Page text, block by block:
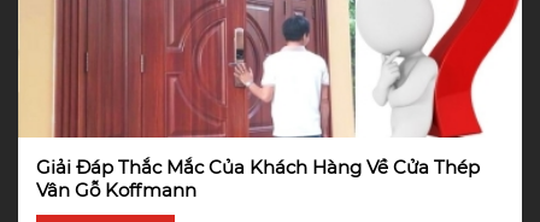
Giải Đáp Thắc Mắc Của Khách Hàng Về Cửa Thép
Vân Gỗ Koffmann